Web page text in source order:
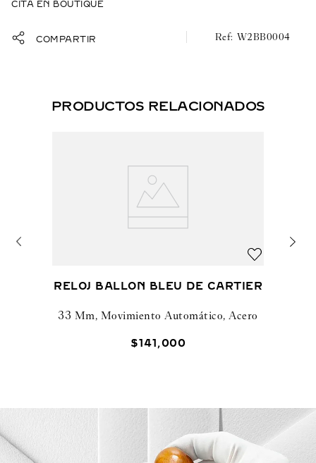
CITA EN BOUTIQUE
COMPARTIR W2BB0004
PRODUCTOS RELACIONADOS
RELOJ BALLON BLEU DE CARTIER
33 Mm, Movimiento Automático, Acero
$141 ,000